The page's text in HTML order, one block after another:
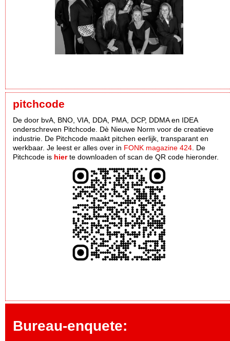
pitchcode
De door bvA, BNO, VIA, DDA, PMA, DCP, DDMA en IDEA
onderschreven Pitchcode. Dè Nieuwe Norm voor de creatieve
industrie. De Pitchcode maakt pitchen eerlijk, transparant en
werkbaar. Je leest er alles over in FONK magazine 424. De
Pitchcode is hierte downloaden of scan de QR code hieronder.
Bureau-enquete: